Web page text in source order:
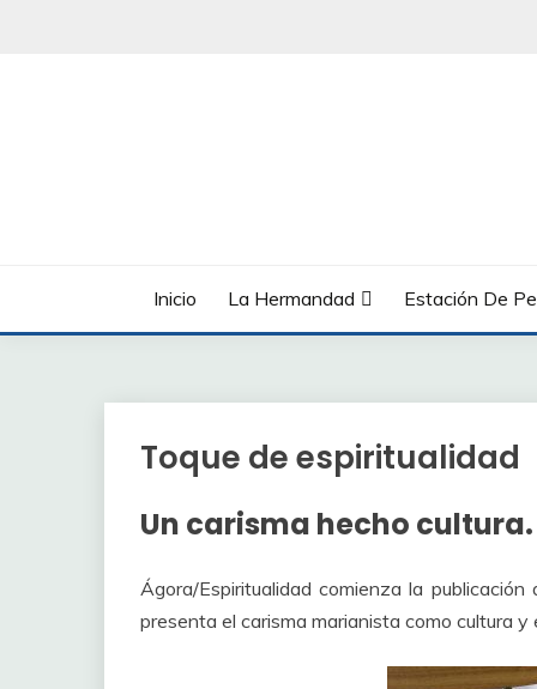
Inicio La Hermandad Estación De
Toque de espiritualidad
Un carisma hecho cultura.
Ágora/Espiritualidad comienza la
presenta el carisma marianista como cultura y